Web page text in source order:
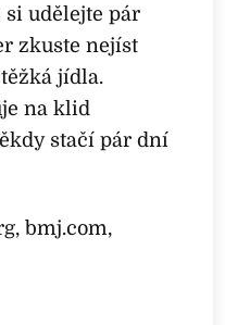
si udělejte pár
zkuste nejíst
jídla.
na klid
stačí pár dní
bmj.com,